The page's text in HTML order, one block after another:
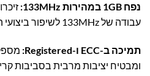
נפח 1GB במהירות 133MHz:
עבודה של 133MHz לשיפור ביצועי השרתים שלך.
תמיכה ב-ECC ו-Registered:
ומבטיח יציבות מרבית בסביבות